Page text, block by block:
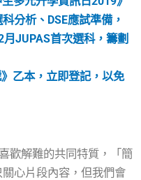
分析、DSE應試準備，
JUPAS首次選科，籌劃
乙本，立即登記，以免
歡解難的共同特質，「簡
心片段內容，但我們會